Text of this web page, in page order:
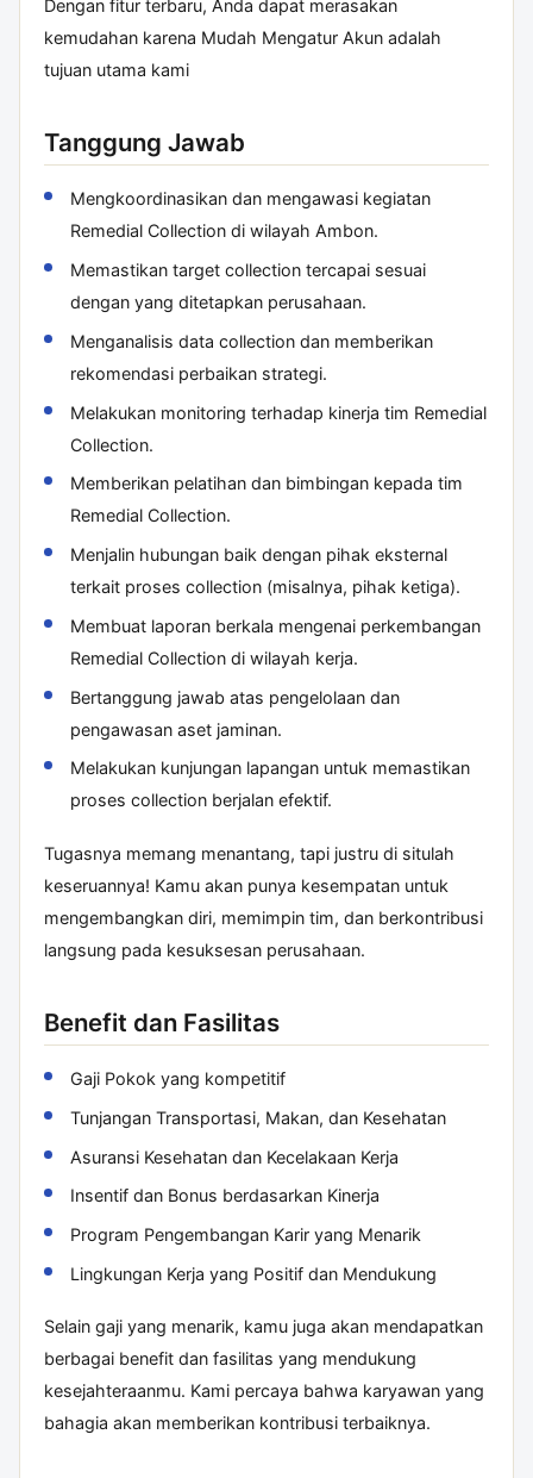
Dengan fitur terbaru, Anda dapat merasakan
kemudahan karena Mudah Mengatur Akun adalah
tujuan utama kami
Tanggung Jawab
Mengkoordinasikan dan mengawasi kegiatan
Remedial Collection di wilayah Ambon.
Memastikan target collection tercapai sesuai
dengan yang ditetapkan perusahaan.
Menganalisis data collection dan memberikan
rekomendasi perbaikan strategi.
Melakukan monitoring terhadap kinerja tim Remedial
Collection.
Memberikan pelatihan dan bimbingan kepada tim
Remedial Collection.
Menjalin hubungan baik dengan pihak eksternal
terkait proses collection (misalnya, pihak ketiga).
Membuat laporan berkala mengenai perkembangan
Remedial Collection di wilayah kerja.
Bertanggung jawab atas pengelolaan dan
pengawasan aset jaminan.
Melakukan kunjungan lapangan untuk memastikan
proses collection berjalan efektif.
Tugasnya memang menantang, tapi justru di situlah
keseruannya! Kamu akan punya kesempatan untuk
mengembangkan diri, memimpin tim, dan berkontribusi
langsung pada kesuksesan perusahaan.
Benefit dan Fasilitas
Gaji Pokok yang kompetitif
Tunjangan Transportasi, Makan, dan Kesehatan
Asuransi Kesehatan dan Kecelakaan Kerja
Insentif dan Bonus berdasarkan Kinerja
Program Pengembangan Karir yang Menarik
Lingkungan Kerja yang Positif dan Mendukung
Selain gaji yang menarik, kamu juga akan mendapatkan
berbagai benefit dan fasilitas yang mendukung
kesejahteraanmu. Kami percaya bahwa karyawan yang
bahagia akan memberikan kontribusi terbaiknya.